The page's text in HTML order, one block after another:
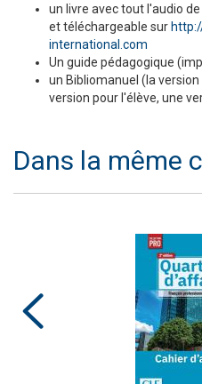
un livre avec tout l'audio
et téléchargeable sur
international.com
Un guide pédagogique
un Bibliomanuel (la
version pour l'élève, une
Dans la même